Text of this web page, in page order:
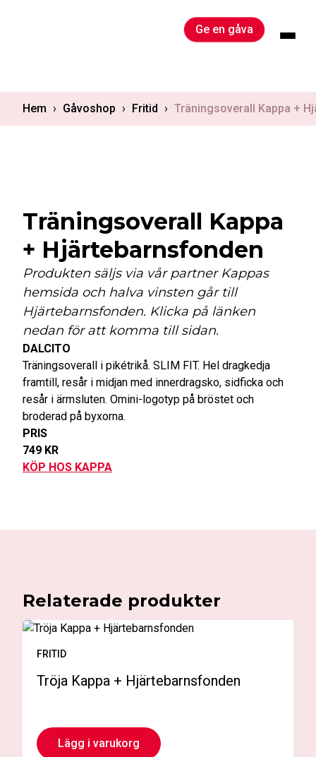
Ge en gåva
Hem › Gåvoshop › Fritid › Träningsoverall Kappa +
Träningsoverall Kappa
+ Hjärtebarnsfonden
Produkten säljs via vår partner Kappas
hemsida och halva vinsten går till
Hjärtebarnsfonden. Klicka på länken
nedan för att komma till sidan.
DALCITO
Träningsoverall i pikétrikå. SLIM FIT. Hel dragkedja
framtill, resår i midjan med innerdragsko, sidficka och
resår i ärmsluten. Omini-logotyp på bröstet och
broderad på byxorna.
PRIS
749 KR
KÖP HOS KAPPA
Relaterade produkter
FRITID
Tröja Kappa + Hjärtebarnsfonden
Lägg i varukorg